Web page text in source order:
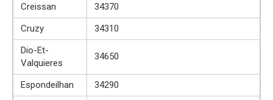
Creissan
34370
Cruzy
34310
Dio-Et-
Valquieres
34650
Espondeilhan
34290